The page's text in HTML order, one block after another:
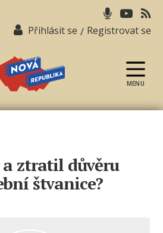
Přihlásit se / Registrovat se
republika
MENU
ztratil důvěru
štvanice?